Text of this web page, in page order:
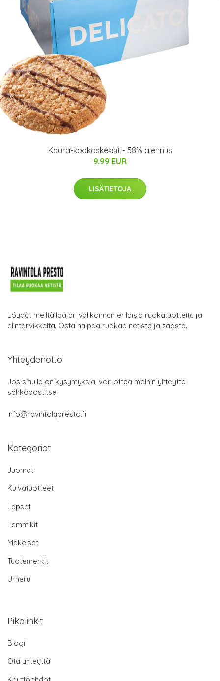
Kaura-kookoskeksit - 58% alennus
9.99 EUR
LISÄTIETOJA
Löydät meiltä laajan valikoiman erilaisia ruokatuotteita ja
elintarvikkeita. Osta halpaa ruokaa netistä ja säästä.
Yhteydenotto
Jos sinulla on kysymyksiä, voit ottaa meihin yhteyttä
sähköpostitse:
info@ravintolapresto.fi
Kategoriat
Juomat
Kuivatuotteet
Lapset
Lemmikit
Makeiset
Tuotemerkit
Urheilu
Pikalinkit
Blogi
Ota yhteyttä